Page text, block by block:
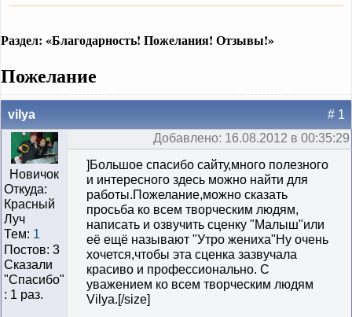
Раздел: «Благодарность! Пожелания! Отзывы!»
Пожелание
vilya # 1
Новичок
Откуда:
Красный
Луч
Тем: 1
Постов: 3
Сказали
"Cпасибо"
: 1 раз.
Добавлено: 16.08.2012 в 00:35:29
]Большое спасибо сайту,много полезного
и интересного здесь можно найти для
работы.Пожелание,можно сказать
просьба ко всем творческим людям,
написать и озвучить сценку "Малыш"или
её ещё называют "Утро жениха"Ну очень
хочется,чтобы эта сценка зазвучала
красиво и профессионально. С
уважением ко всем творческим людям
Vilya.[/size]